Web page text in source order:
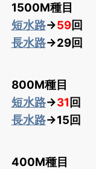
1500M種目
短水路→59回
長水路→29回
800M種目
短水路→31 回
長水路→15回
400M種目